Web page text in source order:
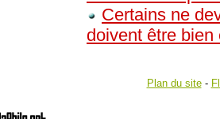
Certains ne
doivent être bien
Plan du site-